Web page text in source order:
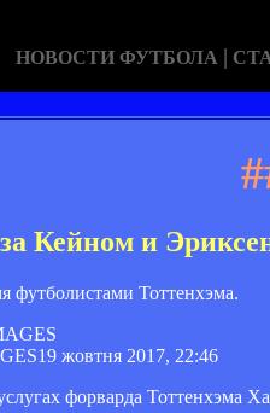
НОВОСТИ ФУТБОЛА |
Кейном и
футболистами Тоттенхэма.
19 жовтня 2017, 22:46
форварда